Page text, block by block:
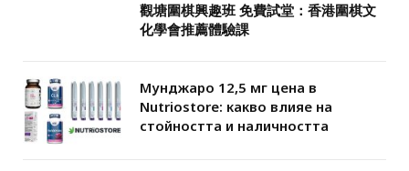
觀塘圍棋興趣班 免費試堂：香港圍棋文
化學會推薦體驗課
Мунджаро 12,5 мг цена в
Nutriostore: какво влияе на
стойността и наличността